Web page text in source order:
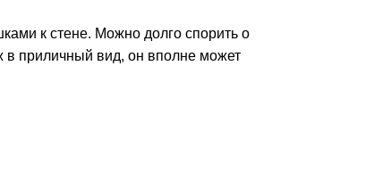
к стене. Можно долго спорить о
в приличный вид, он вполне может